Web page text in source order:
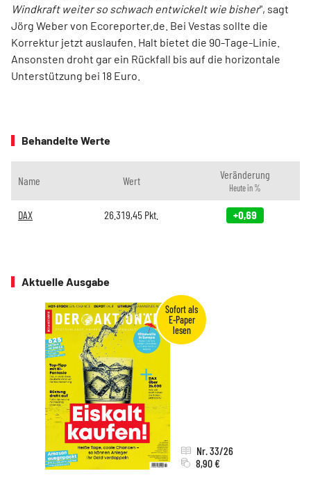
Windkraft weiter so schwach entwickelt wie bisher", sagt
Jörg Weber von Ecoreporter.de. Bei Vestas sollte die
Korrektur jetzt auslaufen. Halt bietet die 90-Tage-Linie.
Ansonsten droht gar ein Rückfall bis auf die horizontale
Unterstützung bei 18 Euro.
Behandelte Werte
Name Wert Veränderung
Heute in %
DAX 26.319,45 Pkt. +0,69
Aktuelle Ausgabe
Nr. 33/26
8,90 €